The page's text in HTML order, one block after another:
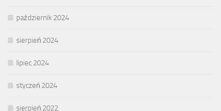
październik 2024
sierpień 2024
lipiec 2024
styczeń 2024
sierpień 2022